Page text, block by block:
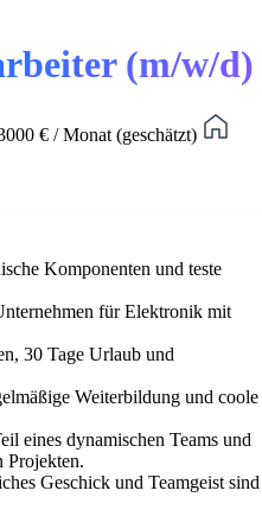
(m/w/d)
€ / Monat (geschätzt)
Komponenten und teste
für Elektronik mit
30 Tage Urlaub und
Weiterbildung und coole
eines dynamischen Teams und
Projekten.
Geschick und Teamgeist sind